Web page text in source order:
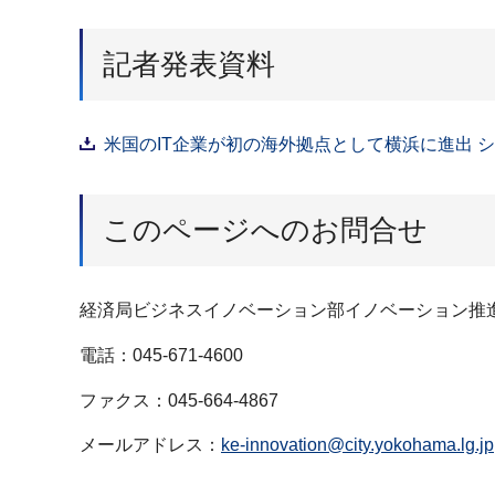
記者発表資料
米国のIT企業が初の海外拠点として横浜に進出
このページへのお問合せ
経済局ビジネスイノベーション部イノベーション推
電話：045-671-4600
ファクス：045-664-4867
メールアドレス： ke-innovation@city.yokohama.lg.jp